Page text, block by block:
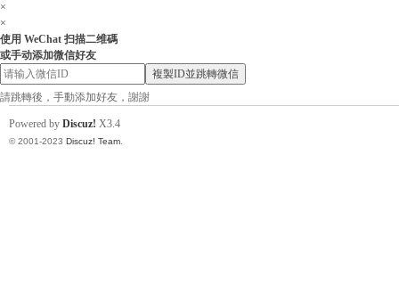
姐
×
×
使用 WeChat 扫描二维碼
或手动添加微信好友
複製ID並跳轉微信
請跳轉後，手動添加好友，謝謝
Powered by Discuz! X3.4
© 2001-2023 Discuz! Team